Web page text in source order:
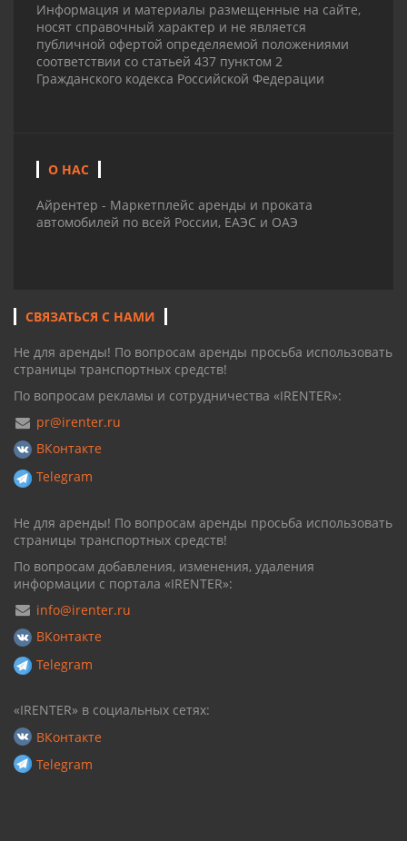
Информация и материалы размещенные на сайте,
носят справочный характер и не является
публичной офертой определяемой положениями
соответствии со статьей 437 пунктом 2
Гражданского кодекса Российской Федерации
О НАС
Айрентер - Маркетплейс аренды и проката
автомобилей по всей России, ЕАЭС и ОАЭ
СВЯЗАТЬСЯ С НАМИ
Не для аренды! По вопросам аренды просьба использовать
страницы транспортных средств!
По вопросам рекламы и сотрудничества «IRENTER»:
pr@irenter.ru
ВКонтакте
Telegram
Не для аренды! По вопросам аренды просьба использовать
страницы транспортных средств!
По вопросам добавления, изменения, удаления
информации с портала «IRENTER»:
info@irenter.ru
ВКонтакте
Telegram
«IRENTER» в социальных сетях:
ВКонтакте
Telegram